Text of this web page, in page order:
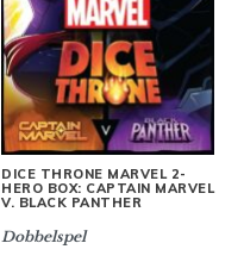
DICE THRONE MARVEL 2-
HERO BOX: CAPTAIN MARVEL
V. BLACK PANTHER
Dobbelspel